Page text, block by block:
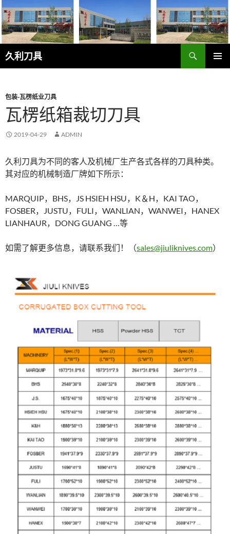
跳
至
正
文
久利刀具
搜
索
包装-瓦楞纸业刀具
瓦楞纸箱裁切刀具
2019-04-29 ADMIN
久利刀具为不同的客人及机械厂生产各式各样的刀具种类。
其对应的机械制造厂牌如下所示：
MARQUIP，BHS，JS HSIEH HSU，K＆H，KAI TAO，
FOSBER，JUSTU，FULI，WANLIAN，WANWEI，HANEX
LIANHAUR，DONG GUANG …等
如需了解更多信息，请联系我们！（sales@jiuliknives.com）